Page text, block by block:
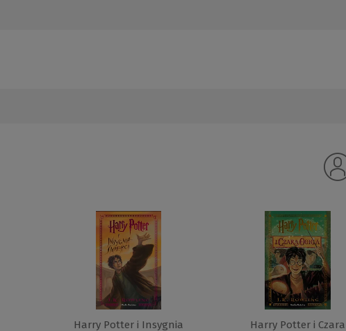
Harry Potter i Insygnia
Harry Potter i Czara